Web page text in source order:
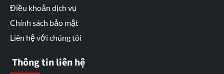
Điều khoản dịch vụ
Chính sách bảo mật
Liên hệ với chúng tôi
Thông tin liên hệ